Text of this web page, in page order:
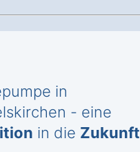
in
- eine
in die Zukunft